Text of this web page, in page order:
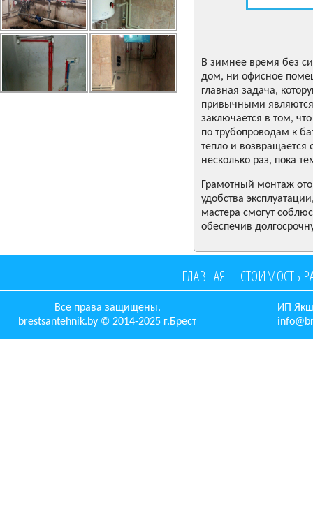
В зимнее время без
дом, ни офисное
главная задача,
привычными
заключается в том,
по трубопроводам к
тепло и возвращается
несколько раз, пока
Грамотный монтаж
удобства
мастера смогут
обеспечив
ГЛАВНАЯ СТОИМОСТЬ
Все права защищены.
brestsantehnik.by © 2014-2025 г.Брест
ИП